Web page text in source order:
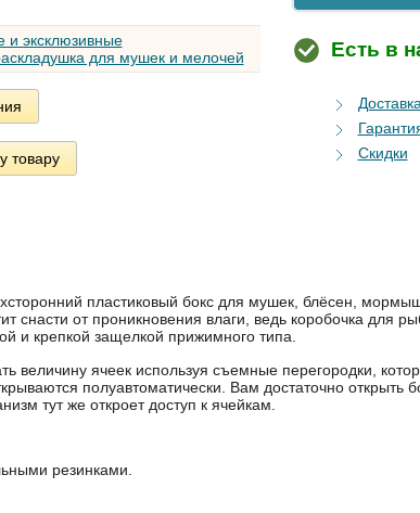
и эксклюзивные
для мушек и мелочей
товару
Есть в
Скидки
пластиковый бокс для мушек, блёсен,
снасти от проникновения влаги, ведь коробочка для
и крепкой защелкой прижимного типа.
величину ячеек используя съемные перегородки,
полуавтоматически. Вам достаточно открыть
тут же откроет доступ к ячейкам.
резинками.